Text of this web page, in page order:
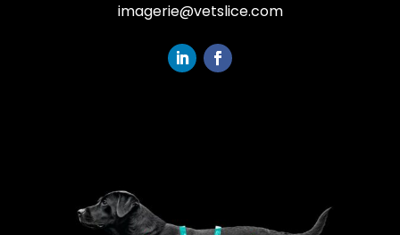
imagerie@vetslice.com